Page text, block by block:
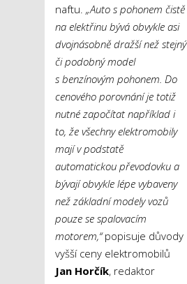
naftu. „Auto s pohonem čistě
na elektřinu bývá obvykle asi
dvojnásobně dražší než stejný
či podobný model
s benzínovým pohonem. Do
cenového porovnání je totiž
nutné započítat například i
to, že všechny elektromobily
mají v podstatě
automatickou převodovku a
bývají obvykle lépe vybaveny
než základní modely vozů
pouze se spalovacím
motorem,“popisuje důvody
vyšší ceny elektromobilů
Jan Horčík, redaktor